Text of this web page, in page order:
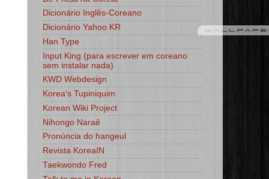
Dicionário Inglês-Coreano
Dicionário Yahoo KR
Han Type
Input King (para escrever em coreano
sem instalar nada)
KWD Webdesign
Korea's Tupiniquim
Korean Wiki Project
Nihongo Naraê
Pronúncia do hangeul
Revista KoreaIN
Taekwondo Fred